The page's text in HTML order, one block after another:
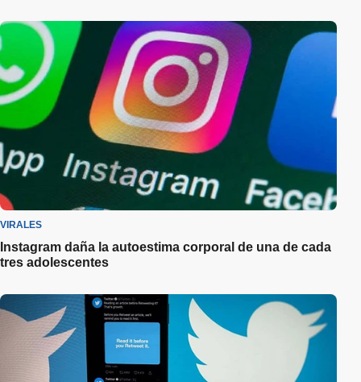
VIRALES
Instagram daña la autoestima corporal de una de cada
tres adolescentes